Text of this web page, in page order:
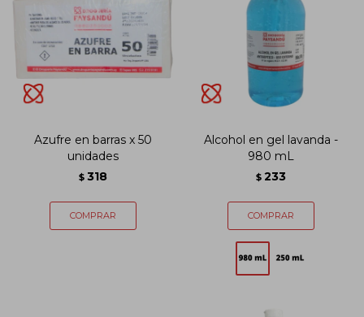
Azufre en barras x 50
unidades
$ 318
Alcohol en gel lavanda -
980 mL
$ 233